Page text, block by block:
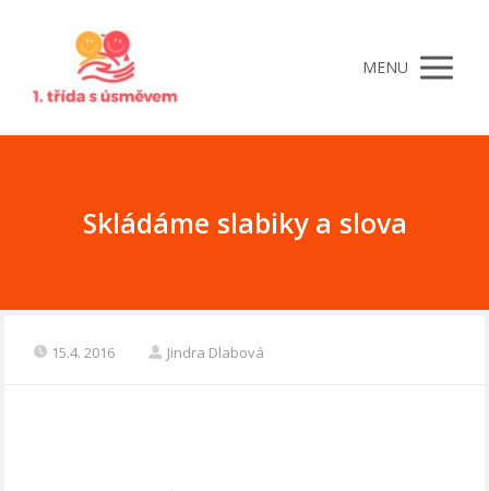
MENU
Skládáme slabiky a slova
15.4. 2016 Jindra Dlabová